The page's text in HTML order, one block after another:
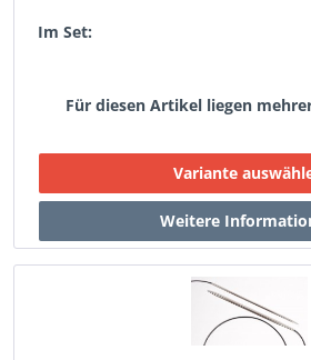
Im Set:
Für diesen Artikel liegen